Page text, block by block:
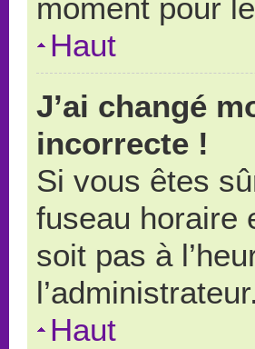
moment pour
Haut
J’ai changé
incorrecte !
Si vous êtes
fuseau horaire
soit pas à
l’administrateur.
Haut